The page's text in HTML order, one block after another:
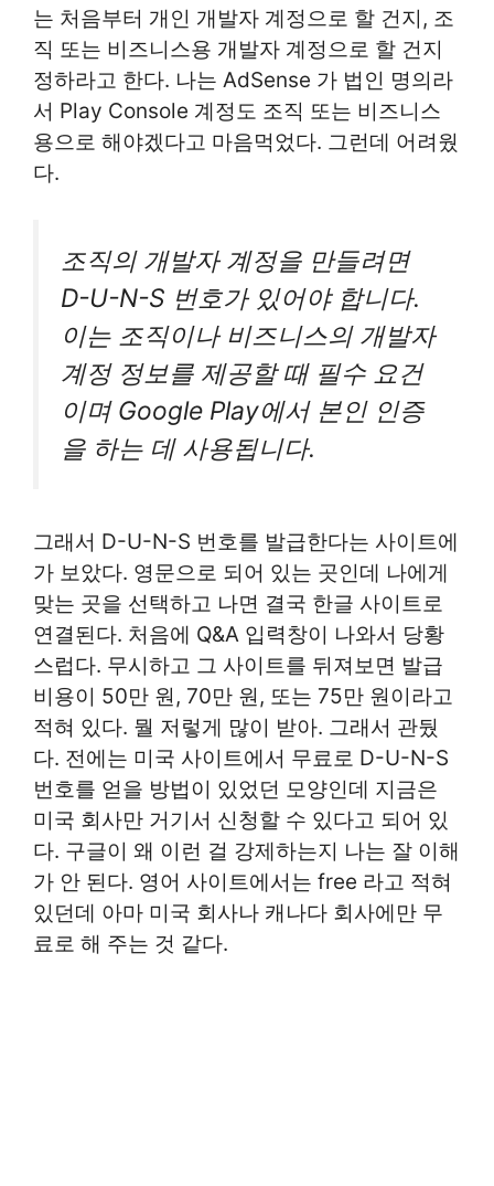
는 처음부터 개인 개발자 계정으로 할 건지, 조
직 또는 비즈니스용 개발자 계정으로 할 건지
정하라고 한다. 나는 AdSense 가 법인 명의라
서 Play Console 계정도 조직 또는 비즈니스
용으로 해야겠다고 마음먹었다. 그런데 어려웠
다.
조직의 개발자 계정을 만들려면
D-U-N-S 번호가 있어야 합니다.
이는 조직이나 비즈니스의 개발자
계정 정보를 제공할 때 필수 요건
이며 Google Play에서 본인 인증
을 하는 데 사용됩니다.
그래서 D-U-N-S 번호를 발급한다는 사이트에
가 보았다. 영문으로 되어 있는 곳인데 나에게
맞는 곳을 선택하고 나면 결국 한글 사이트로
연결된다. 처음에 Q&A 입력창이 나와서 당황
스럽다. 무시하고 그 사이트를 뒤져보면 발급
비용이 50만 원, 70만 원, 또는 75만 원이라고
적혀 있다. 뭘 저렇게 많이 받아. 그래서 관뒀
다. 전에는 미국 사이트에서 무료로 D-U-N-S
번호를 얻을 방법이 있었던 모양인데 지금은
미국 회사만 거기서 신청할 수 있다고 되어 있
다. 구글이 왜 이런 걸 강제하는지 나는 잘 이해
가 안 된다. 영어 사이트에서는 free 라고 적혀
있던데 아마 미국 회사나 캐나다 회사에만 무
료로 해 주는 것 같다.